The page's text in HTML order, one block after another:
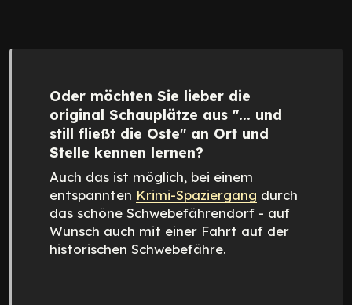
Oder möchten Sie lieber die
original Schauplätze aus "... und
still fließt die Oste" an Ort und
Stelle kennen lernen?
Auch das ist möglich, bei einem
entspannten Krimi-Spaziergang durch
das schöne Schwebefährendorf - auf
Wunsch auch mit einer Fahrt auf der
historischen Schwebefähre.